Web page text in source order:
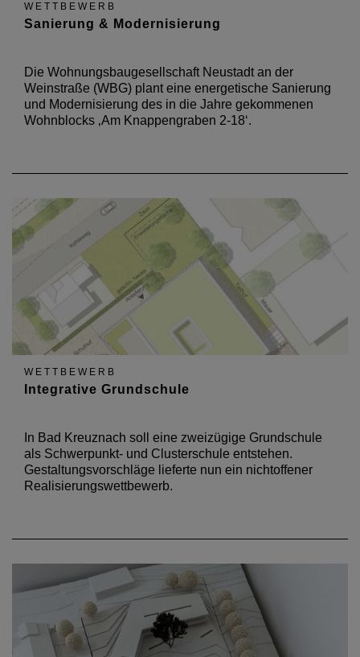
WETTBEWERB
Sanierung & Modernisierung
Die Wohnungsbaugesellschaft Neustadt an der
Weinstraße (WBG) plant eine energetische Sanierung
und Modernisierung des in die Jahre gekommenen
Wohnblocks ‚Am Knappengraben 2-18‘.
WETTBEWERB
Integrative Grundschule
In Bad Kreuznach soll eine zweizügige Grundschule
als Schwerpunkt- und Clusterschule entstehen.
Gestaltungsvorschläge lieferte nun ein nichtoffener
Realisierungswettbewerb.